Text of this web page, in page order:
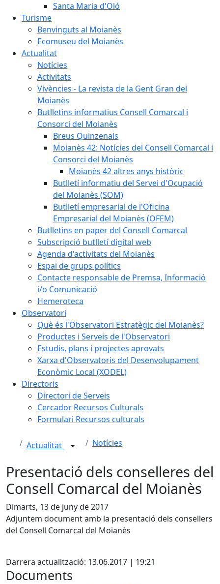
Santa Maria d'Oló
Turisme
Benvinguts al Moianès
Ecomuseu del Moianès
Actualitat
Notícies
Activitats
Vivències - La revista de la Gent Gran del
Moianès
Butlletins informatius Consell Comarcal i
Consorci del Moianès
Breus Quinzenals
Moianès 42: Notícies del Consell Comarcal i
Consorci del Moianès
Moianès 42 altres anys històric
Butlletí informatiu del Servei d'Ocupació
del Moianès (SOM)
Butlletí empresarial de l'Oficina
Empresarial del Moianès (OFEM)
Butlletins en paper del Consell Comarcal
Subscripció butlletí digital web
Agenda d'activitats del Moianès
Espai de grups polítics
Contacte responsable de Premsa, Informació
i/o Comunicació
Hemeroteca
Observatori
Què és l'Observatori Estratègic del Moianès?
Productes i Serveis de l'Observatori
Estudis, plans i projectes aprovats
Xarxa d'Observatoris del Desenvolupament
Econòmic Local (XODEL)
Directoris
Directori de Serveis
Cercador Recursos Culturals
Formulari Recursos culturals
Actualitat Notícies
Presentació dels conselleres del
Consell Comarcal del Moianès
Dimarts, 13 de juny de 2017
Adjuntem document amb la presentació dels consellers
del Consell Comarcal del Moianès
Darrera actualització: 13.06.2017 | 19:21
Documents